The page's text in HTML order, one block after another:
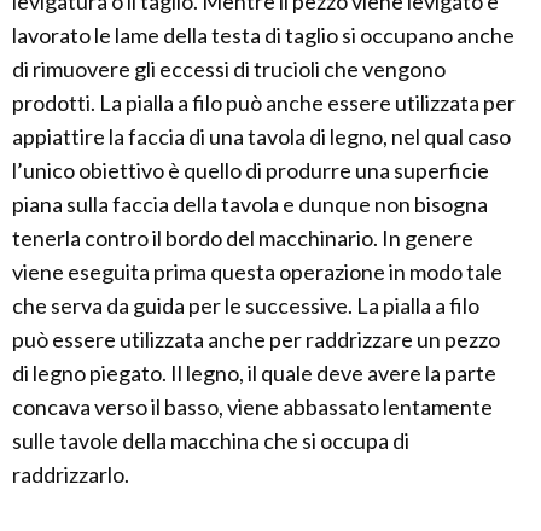
lavorato le lame della testa di taglio si occupano anche
di rimuovere gli eccessi di trucioli che vengono
prodotti. La pialla a filo può anche essere utilizzata per
appiattire la faccia di una tavola di legno, nel qual caso
l’unico obiettivo è quello di produrre una superficie
piana sulla faccia della tavola e dunque non bisogna
tenerla contro il bordo del macchinario. In genere
viene eseguita prima questa operazione in modo tale
che serva da guida per le successive. La pialla a filo
può essere utilizzata anche per raddrizzare un pezzo
di legno piegato. Il legno, il quale deve avere la parte
concava verso il basso, viene abbassato lentamente
sulle tavole della macchina che si occupa di
raddrizzarlo.